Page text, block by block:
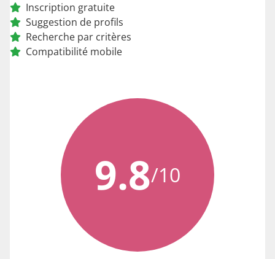
Inscription gratuite
Suggestion de profils
Recherche par critères
Compatibilité mobile
9.8/10